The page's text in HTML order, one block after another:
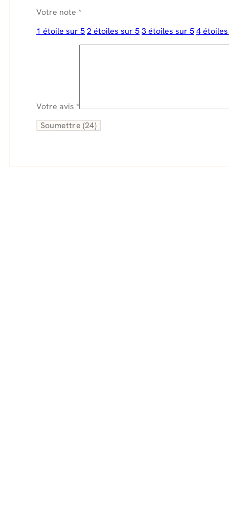
Votre note *
1 étoile sur 52 étoiles sur 53 étoiles sur 54
Votre avis *